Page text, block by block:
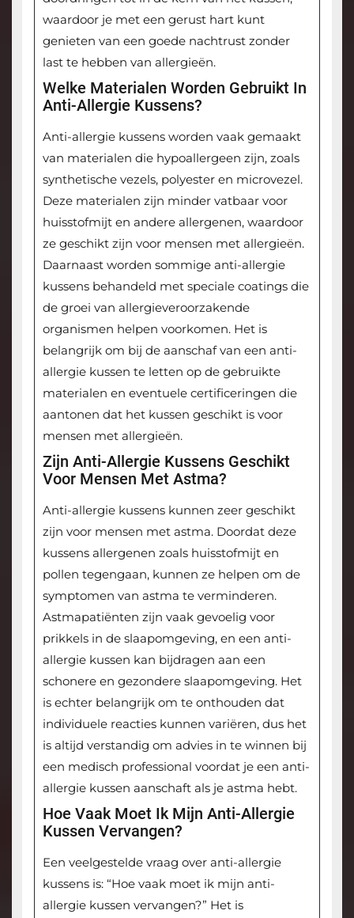
waardoor je met een gerust hart kunt
genieten van een goede nachtrust zonder
last te hebben van allergieën.
Welke Materialen Worden Gebruikt In
Anti-Allergie Kussens?
Anti-allergie kussens worden vaak gemaakt
van materialen die hypoallergeen zijn, zoals
synthetische vezels, polyester en microvezel.
Deze materialen zijn minder vatbaar voor
huisstofmijt en andere allergenen, waardoor
ze geschikt zijn voor mensen met allergieën.
Daarnaast worden sommige anti-allergie
kussens behandeld met speciale coatings die
de groei van allergieveroorzakende
organismen helpen voorkomen. Het is
belangrijk om bij de aanschaf van een anti-
allergie kussen te letten op de gebruikte
materialen en eventuele certificeringen die
aantonen dat het kussen geschikt is voor
mensen met allergieën.
Zijn Anti-Allergie Kussens Geschikt
Voor Mensen Met Astma?
Anti-allergie kussens kunnen zeer geschikt
zijn voor mensen met astma. Doordat deze
kussens allergenen zoals huisstofmijt en
pollen tegengaan, kunnen ze helpen om de
symptomen van astma te verminderen.
Astmapatiënten zijn vaak gevoelig voor
prikkels in de slaapomgeving, en een anti-
allergie kussen kan bijdragen aan een
schonere en gezondere slaapomgeving. Het
is echter belangrijk om te onthouden dat
individuele reacties kunnen variëren, dus het
is altijd verstandig om advies in te winnen bij
een medisch professional voordat je een anti-
allergie kussen aanschaft als je astma hebt.
Hoe Vaak Moet Ik Mijn Anti-Allergie
Kussen Vervangen?
Een veelgestelde vraag over anti-allergie
kussens is: “Hoe vaak moet ik mijn anti-
allergie kussen vervangen?” Het is